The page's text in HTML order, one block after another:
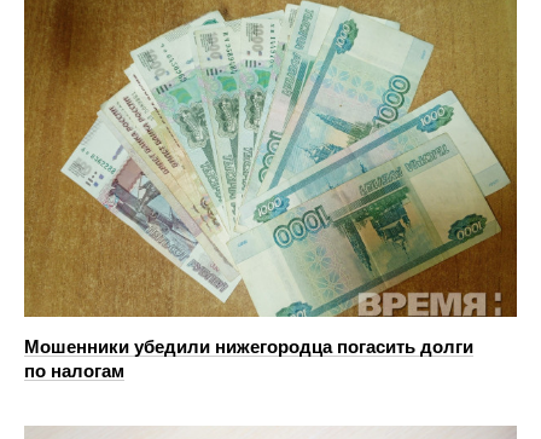
Мошенники убедили нижегородца погасить долги
по налогам